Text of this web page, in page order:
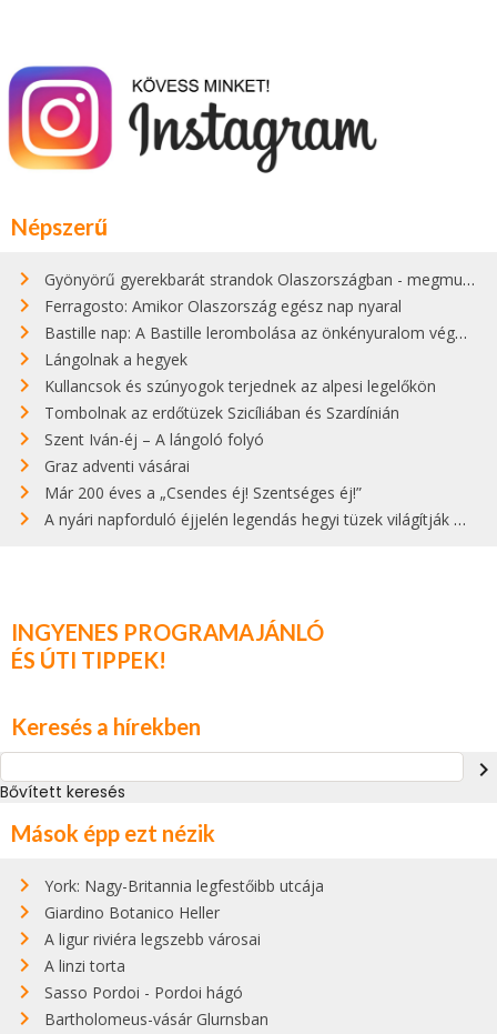
Népszerű
Gyönyörű gyerekbarát strandok Olaszországban - megmutatjuk a 15 legjobbat
Ferragosto: Amikor Olaszország egész nap nyaral
Bastille nap: A Bastille lerombolása az önkényuralom végét jelentette
Lángolnak a hegyek
Kullancsok és szúnyogok terjednek az alpesi legelőkön
Tombolnak az erdőtüzek Szicíliában és Szardínián
Szent Iván-éj – A lángoló folyó
Graz adventi vásárai
Már 200 éves a „Csendes éj! Szentséges éj!”
A nyári napforduló éjjelén legendás hegyi tüzek világítják meg Zugspitzét
INGYENES PROGRAMAJÁNLÓ
ÉS ÚTI TIPPEK!
Keresés a hírekben
navigate_next
Bővített keresés
Mások épp ezt nézik
York: Nagy-Britannia legfestőibb utcája
Giardino Botanico Heller
A ligur riviéra legszebb városai
A linzi torta
Sasso Pordoi - Pordoi hágó
Bartholomeus-vásár Glurnsban